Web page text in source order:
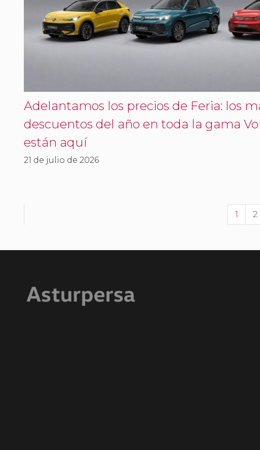
Adelantamos los precios de Feria: los
descuentos del año en toda la gama
están aquí
21 de julio de 2026
1 2